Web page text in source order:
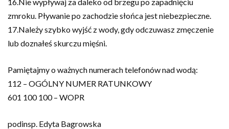
zmroku. Pływanie po zachodzie słońca jest niebezpieczne.
17.Należy szybko wyjść z wody, gdy odczuwasz zmęczenie
lub doznałeś skurczu mięśni.
Pamiętajmy o ważnych numerach telefonów nad wodą:
112 – OGÓLNY NUMER RATUNKOWY
601 100 100 – WOPR
podinsp. Edyta Bagrowska